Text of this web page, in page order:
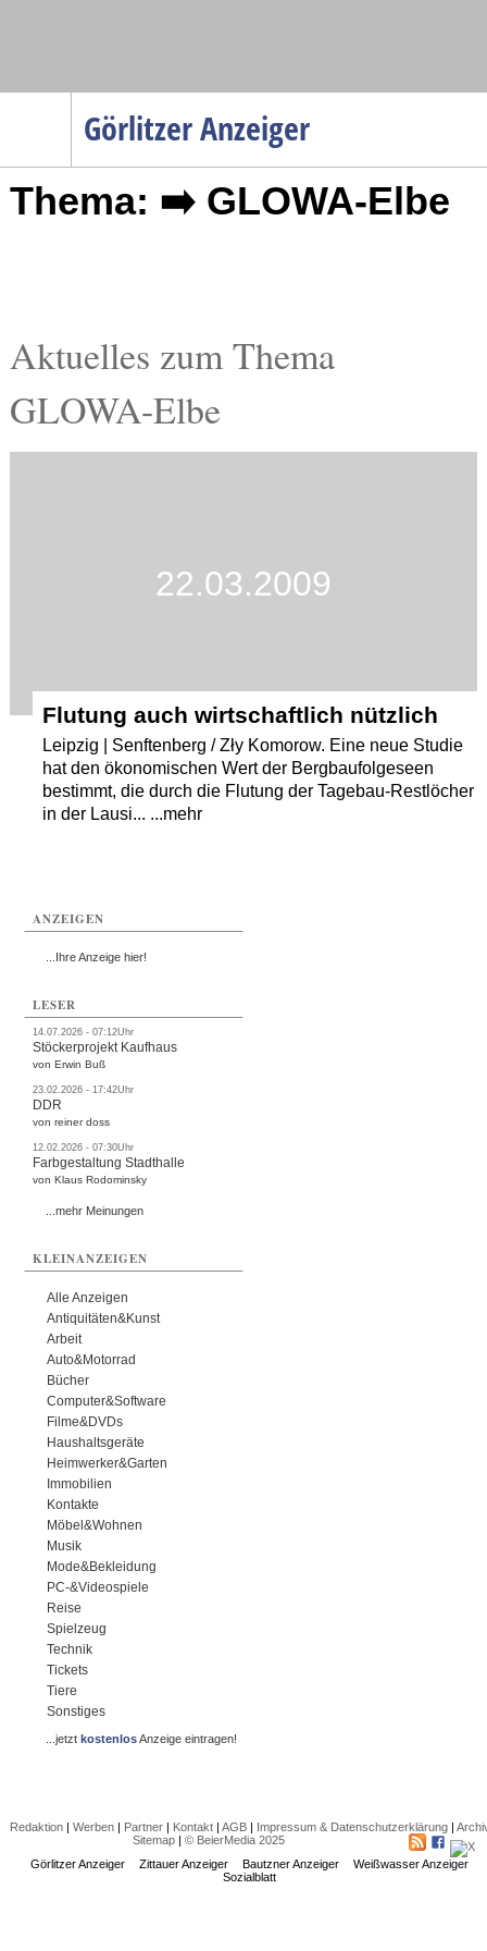
Görlitzer Anzeiger
Menüpunkte
Startseite
Verkehr
Gesundheit
Thema: ➡️ GLOWA-Elbe
Aktuelles zum Thema
GLOWA-Elbe
22.03.2009
Flutung auch wirtschaftlich nützlich
Leipzig | Senftenberg / Zły Komorow. Eine neue Studie
hat den ökonomischen Wert der Bergbaufolgeseen
bestimmt, die durch die Flutung der Tagebau-Restlöcher
in der Lausi... ...mehr
ANZEIGEN
...Ihre Anzeige hier!
LESER
14.07.2026 - 07:12Uhr
Stöckerprojekt Kaufhaus
von Erwin Buß
23.02.2026 - 17:42Uhr
DDR
von reiner doss
12.02.2026 - 07:30Uhr
Farbgestaltung Stadthalle
von Klaus Rodominsky
...mehr Meinungen
KLEINANZEIGEN
Alle Anzeigen
Antiquitäten&Kunst
Arbeit
Auto&Motorrad
Bücher
Computer&Software
Filme&DVDs
Haushaltsgeräte
Heimwerker&Garten
Immobilien
Kontakte
Möbel&Wohnen
Musik
Mode&Bekleidung
PC-&Videospiele
Reise
Spielzeug
Technik
Tickets
Tiere
Sonstiges
...jetztkostenlosAnzeige eintragen!
Redaktion| Werben| Partner| Kontakt| AGB| Impressum & Datenschutzerklärung|
Sitemap |© BeierMedia 2025
Görlitzer Anzeiger
Zittauer Anzeiger Bautzner Anzeiger
Weißwasser Anzeiger
Sozialblatt